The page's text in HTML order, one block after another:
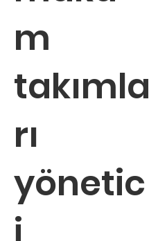
m
takımla
rı
yönetic